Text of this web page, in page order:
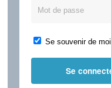
Se souvenir de moi